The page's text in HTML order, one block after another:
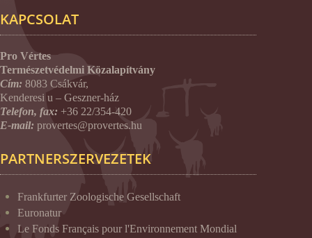
KAPCSOLAT
Pro Vértes
Természetvédelmi Közalapítvány
Cím: 8083 Csákvár,
Kenderesi u – Geszner-ház
Telefon, fax: +36 22/354-420
E-mail: provertes@provertes.hu
PARTNERSZERVEZETEK
Frankfurter Zoologische Gesellschaft
Euronatur
Le Fonds Français pour l'Environnement Mondial